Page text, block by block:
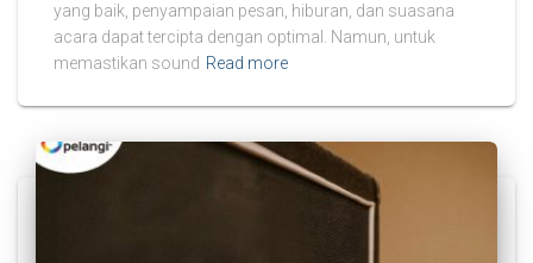
yang baik, penyampaian pesan, hiburan, dan suasana
acara dapat tercipta dengan optimal. Namun, untuk
memastikan sound Read more